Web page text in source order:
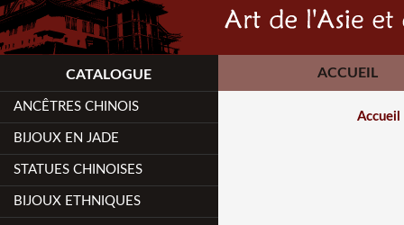
ACCUEIL
CATALOGUE
ANCÊTRES CHINOIS
BIJOUX EN JADE
STATUES CHINOISES
BIJOUX ETHNIQUES
Accueil